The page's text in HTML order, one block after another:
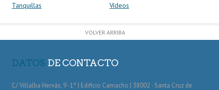
Tanquillas
Vídeos
VOLVER ARRIBA
DATOS DE CONTACTO
C/ Villalba Hervás, 9 -1º | Edificio Camacho | 38002 · Santa Cruz de